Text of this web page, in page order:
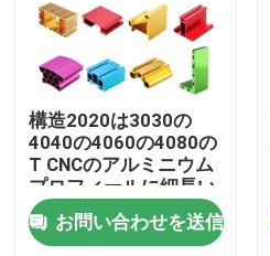
アルミニウム プロフィー
突き出されたアルミニウム
アルミニウム放出の管
構造2020は3030の
4040の4060の4080の
T CNCのアルミニウム
プロフィールに細長い
穴をつける
お問い合わせを送信